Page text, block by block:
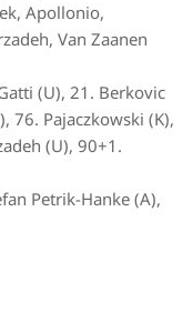
Apollonio,
Van Zaanen
(U), 21. Berkovic
76. Pajaczkowski (K),
(U), 90+1.
Petrik-Hanke (A),